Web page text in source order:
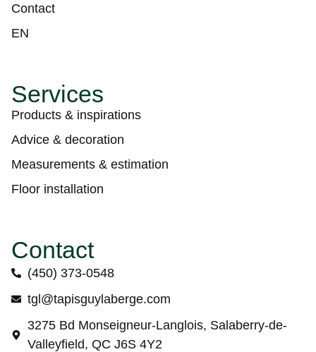
Contact
EN
Services
Products & inspirations
Advice & decoration
Measurements & estimation
Floor installation
Contact
(450) 373-0548
tgl@tapisguylaberge.com
3275 Bd Monseigneur-Langlois, Salaberry-de-
Valleyfield, QC J6S 4Y2